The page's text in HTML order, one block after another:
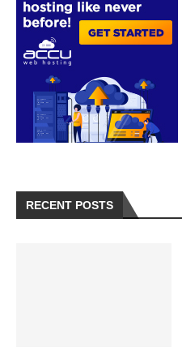
RECENT POSTS